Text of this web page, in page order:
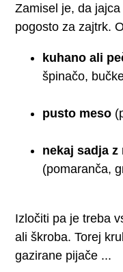
Zamisel je, da
pogosto za zajtrk.
kuhano ali
špinačo,
pusto meso
nekaj sadja
(pomaranča,
Izločiti pa je treba
ali škroba. Torej
gazirane pijače ...